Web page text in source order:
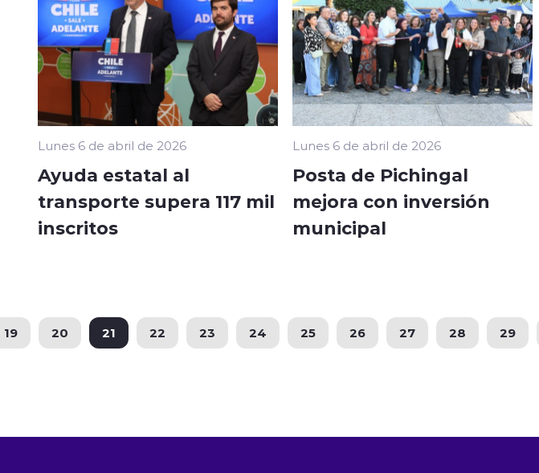
Lunes 6 de abril de 2026
Ayuda estatal al
transporte supera 117 mil
inscritos
Lunes 6 de abril de 2026
Posta de Pichingal
mejora con inversión
municipal
19 20 21 22 23 24 25 26 27 28 29